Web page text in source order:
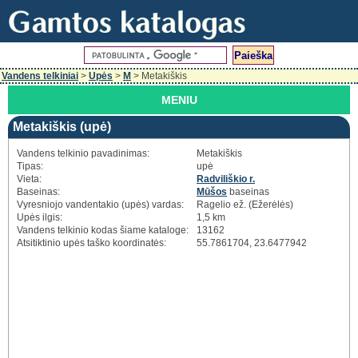
Vandens telkiniai > Upės > M > Metakiškis
MENIU
Metakiškis (upė)
Vandens telkinio pavadinimas:
Metakiškis
Tipas:
upė
Vieta:
Radviliškio r.
Baseinas:
Mūšos baseinas
Vyresniojo vandentakio (upės) vardas:
Ragelio ež. (Ežerėlės)
Upės ilgis:
1,5 km
Vandens telkinio kodas šiame kataloge:
13162
Atsitiktinio upės taško koordinatės:
55.7861704, 23.6477942